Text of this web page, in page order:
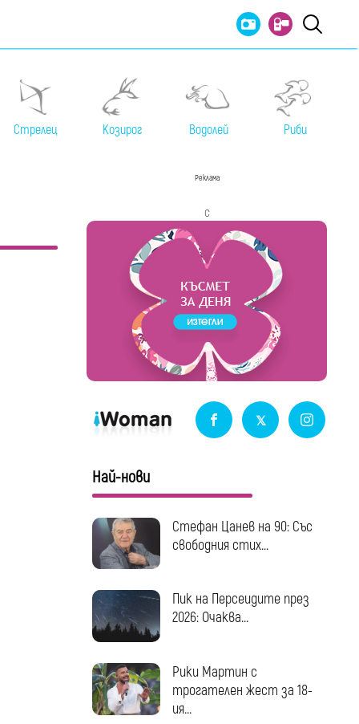
Стрелец Козирог Водолей Риби
Реклама
с
Най-нови
Стефан Цанев на 90: Със
свободния стих...
Пик на Персеидите през
2026: Очаква...
Рики Мартин с
трогателен жест за 18-
ия...